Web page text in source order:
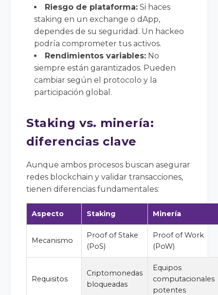
Riesgo de plataforma: Si haces
staking en un exchange o dApp,
dependes de su seguridad. Un hackeo
podría comprometer tus activos.
Rendimientos variables: No
siempre están garantizados. Pueden
cambiar según el protocolo y la
participación global.
Staking vs. minería:
diferencias clave
Aunque ambos procesos buscan asegurar
redes blockchain y validar transacciones,
tienen diferencias fundamentales:
Aspecto Staking Minería
Mecanismo
Proof of Stake
(PoS)
Proof of Work
(PoW)
Requisitos
Criptomonedas
bloqueadas
Equipos
computacionales
potentes